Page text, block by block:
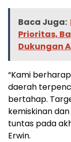
Baca Juga:
Prioritas,
Dukungan
“Kami
daerah
bertahap.
kemiskinan
tuntas pada
Erwin.